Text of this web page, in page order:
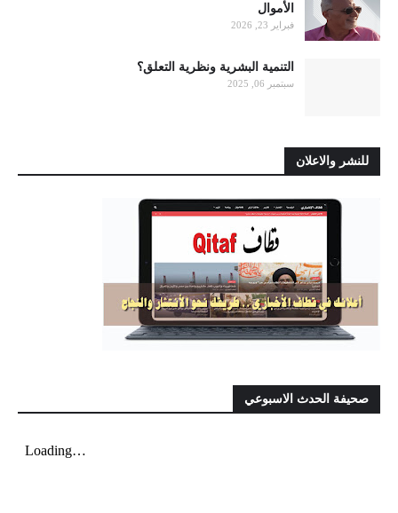
الأموال
فبراير 23, 2026
التنمية البشرية ونظرية التعلق؟
سبتمبر 06, 2025
للنشر والاعلان
صحيفة الحدث الاسبوعي